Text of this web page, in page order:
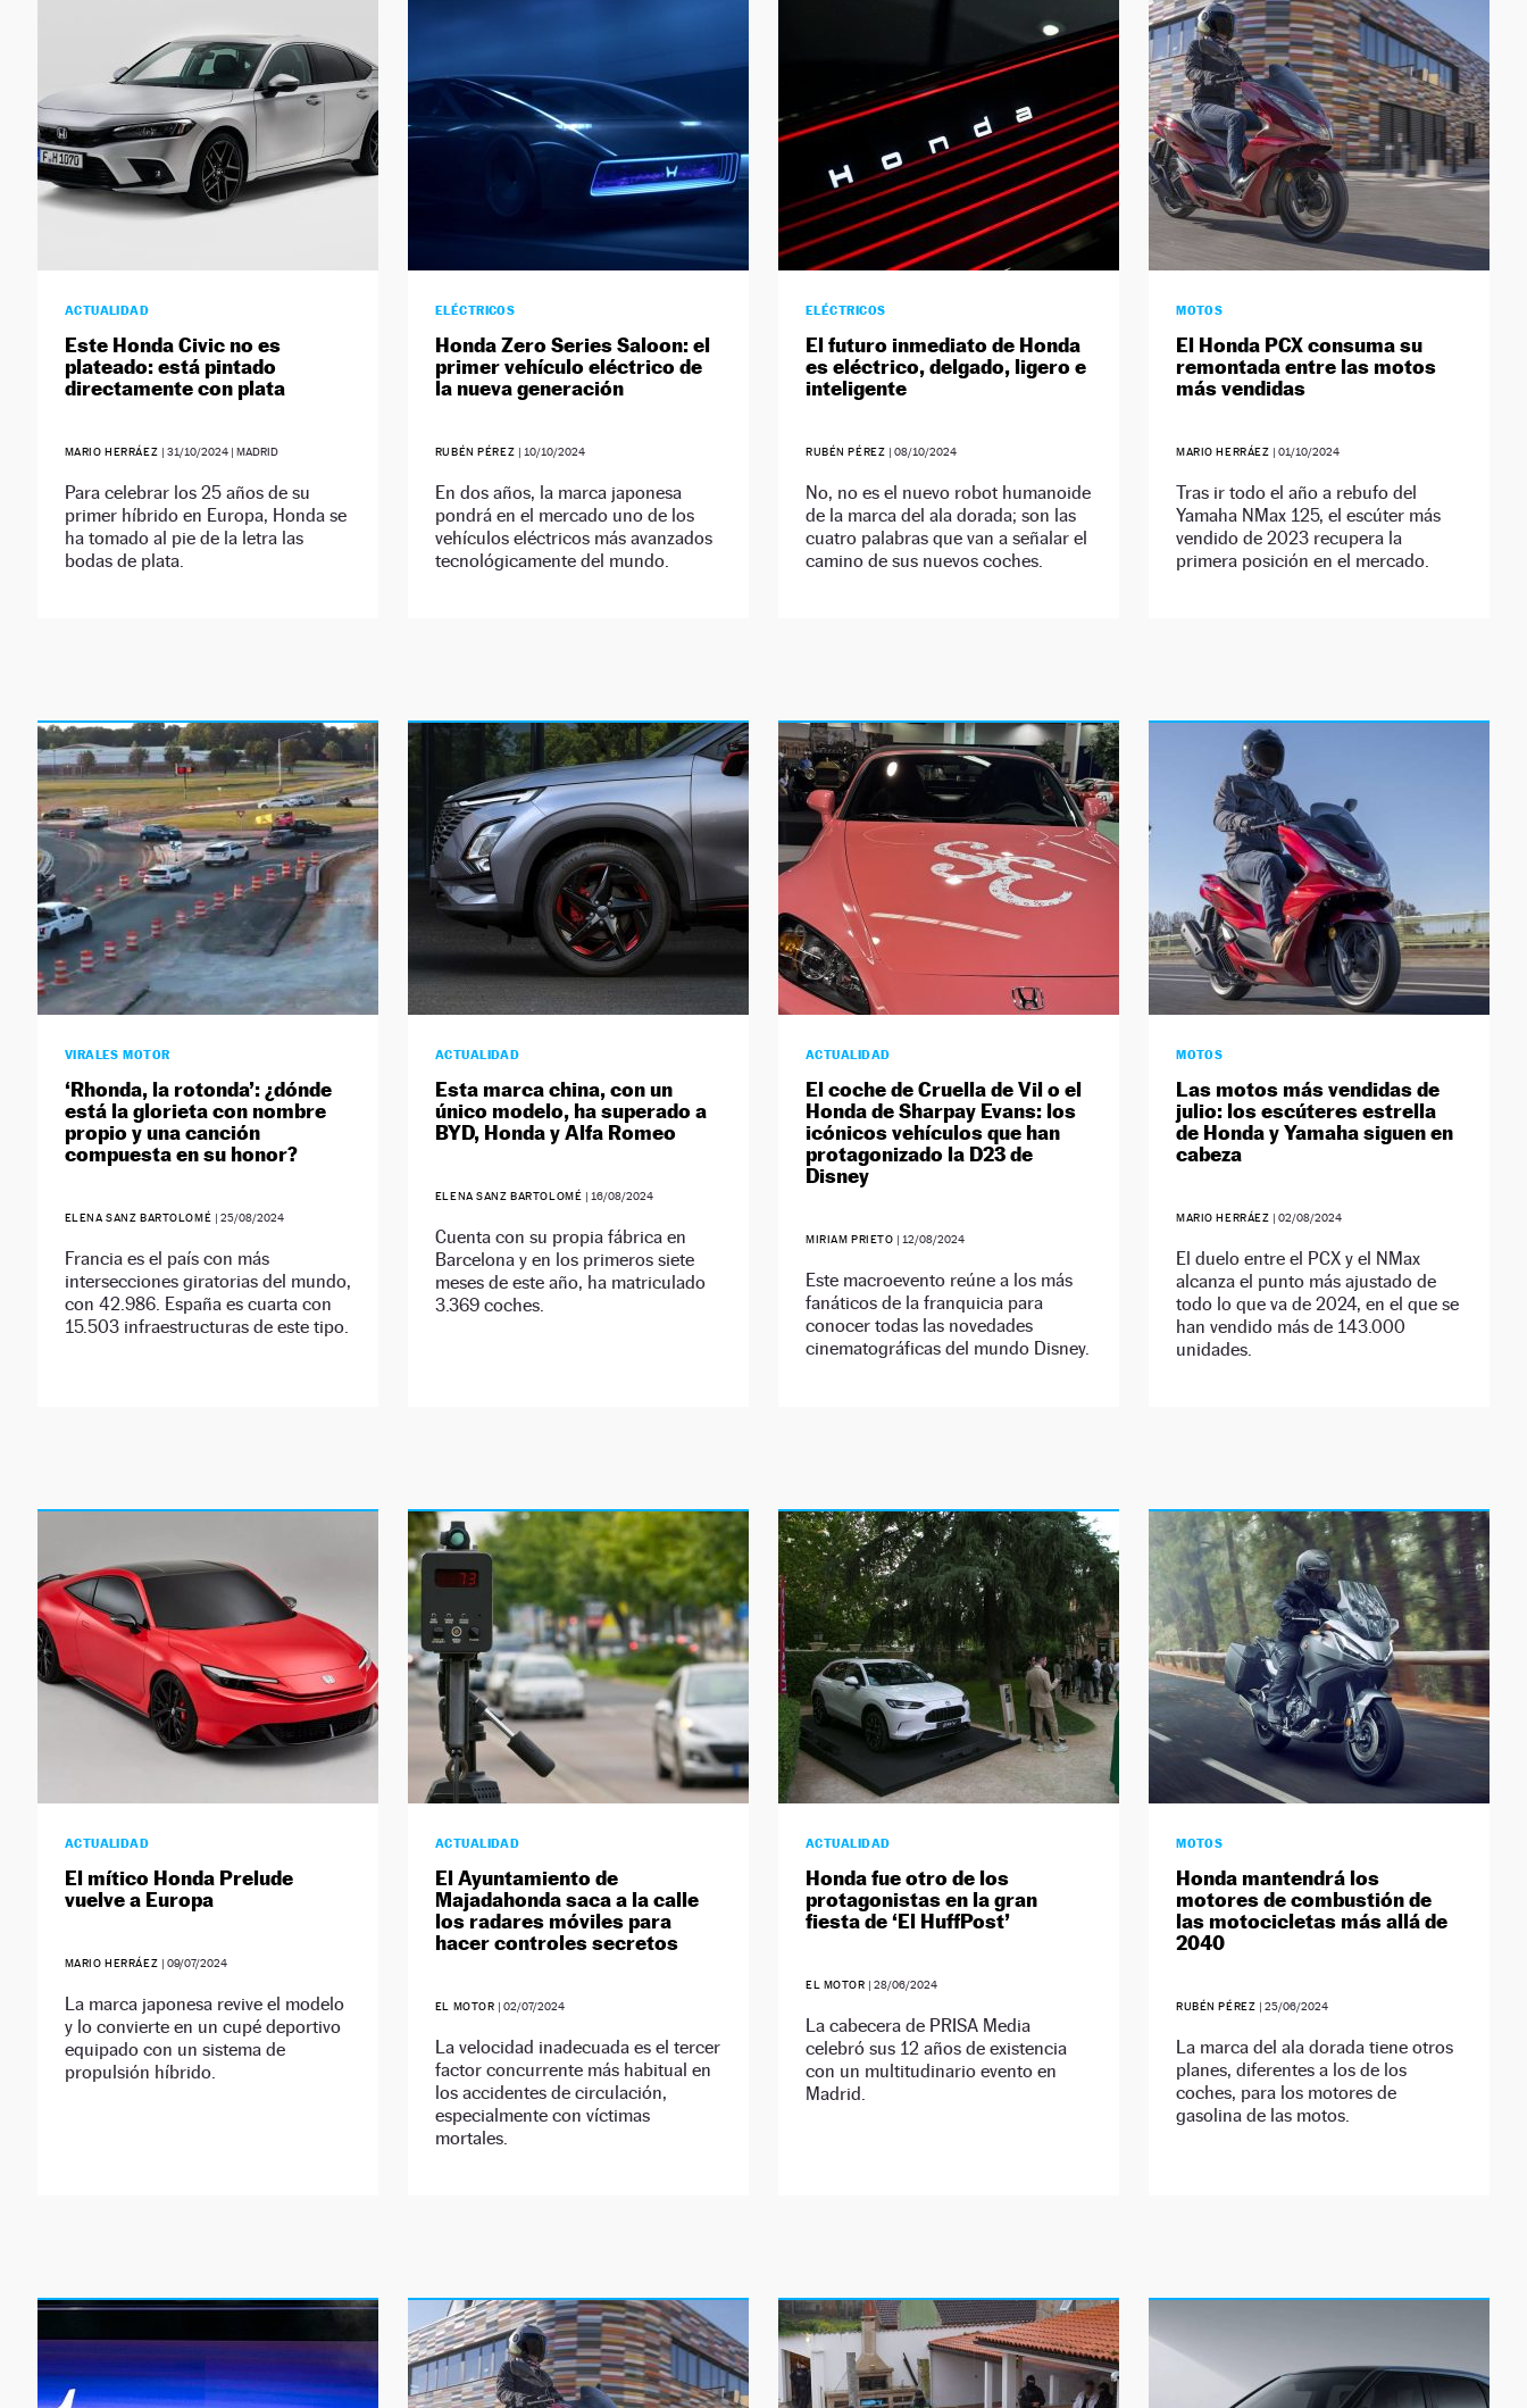
ACTUALIDAD
Este Honda Civic no es
plateado: está pintado
directamente con plata
MARIO HERRÁEZ | 31/10/2024| MADRID
Para celebrar los 25 años de su
primer híbrido en Europa, Honda se
ha tomado al pie de la letra las
bodas de plata.
ELÉCTRICOS
Honda Zero Series Saloon: el
primer vehículo eléctrico de
la nueva generación
RUBÉN PÉREZ | 10/10/2024
En dos años, la marca japonesa
pondrá en el mercado uno de los
vehículos eléctricos más avanzados
tecnológicamente del mundo.
ELÉCTRICOS
El futuro inmediato de Honda
es eléctrico, delgado, ligero e
inteligente
RUBÉN PÉREZ | 08/10/2024
No, no es el nuevo robot humanoide
de la marca del ala dorada; son las
cuatro palabras que van a señalar el
camino de sus nuevos coches.
MOTOS
El Honda PCX consuma su
remontada entre las motos
más vendidas
MARIO HERRÁEZ |01/10/2024
Tras ir todo el año a rebufo del
Yamaha NMax 125, el escúter más
vendido de 2023 recupera la
primera posición en el mercado.
VIRALES MOTOR
‘Rhonda, la rotonda’: ¿dónde
está la glorieta con nombre
propio y una canción
compuesta en su honor?
ELENA SANZ BARTOLOMÉ | 25/08/2024
Francia es el país con más
intersecciones giratorias del mundo,
con 42.986. España es cuarta con
15.503 infraestructuras de este tipo.
ACTUALIDAD
Esta marca china, con un
único modelo, ha superado a
BYD, Honda y Alfa Romeo
ELENA SANZ BARTOLOMÉ | 16/08/2024
Cuenta con su propia fábrica en
Barcelona y en los primeros siete
meses de este año, ha matriculado
3.369 coches.
ACTUALIDAD
El coche de Cruella de Vil o el
Honda de Sharpay Evans: los
icónicos vehículos que han
protagonizado la D23 de
Disney
MIRIAM PRIETO | 12/08/2024
Este macroevento reúne a los más
fanáticos de la franquicia para
conocer todas las novedades
cinematográficas del mundo Disney.
MOTOS
Las motos más vendidas de
julio: los escúteres estrella
de Honda y Yamaha siguen en
cabeza
MARIO HERRÁEZ |02/08/2024
El duelo entre el PCX y el NMax
alcanza el punto más ajustado de
todo lo que va de 2024, en el que se
han vendido más de 143.000
unidades.
ACTUALIDAD
El mítico Honda Prelude
vuelve a Europa
MARIO HERRÁEZ | 09/07/2024
La marca japonesa revive el modelo
y lo convierte en un cupé deportivo
equipado con un sistema de
propulsión híbrido.
ACTUALIDAD
El Ayuntamiento de
Majadahonda saca a la calle
los radares móviles para
hacer controles secretos
EL MOTOR |02/07/2024
La velocidad inadecuada es el tercer
factor concurrente más habitual en
los accidentes de circulación,
especialmente con víctimas
mortales.
ACTUALIDAD
Honda fue otro de los
protagonistas en la gran
fiesta de ‘El HuffPost’
EL MOTOR |28/06/2024
La cabecera de PRISA Media
celebró sus 12 años de existencia
con un multitudinario evento en
Madrid.
MOTOS
Honda mantendrá los
motores de combustión de
las motocicletas más allá de
2040
RUBÉN PÉREZ | 25/06/2024
La marca del ala dorada tiene otros
planes, diferentes a los de los
coches, para los motores de
gasolina de las motos.